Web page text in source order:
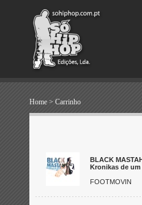
Home > Carrinho
BLACK
Kronikas de um
FOOTMOVIN